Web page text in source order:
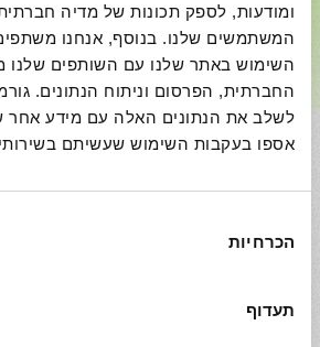
ומודעות, לספק תכונות של מדיה
המשתמשים שלנו. בנוסף, אנחנו
השימוש באתר שלנו עם השותפים שלנו
החברתית, הפרסום וניתוח הנתונים.
לשלב את הנתונים האלה עם מידע
אספו בעקבות השימוש שעשיתם
הסכמה
הכרחיות
תעדוף
יותר בריא
יותר טרי
מחפשים מתכונים מהירים
מנצחים לבישול? אוהבים להתעדכן
עקבו אחרינו ברשתות